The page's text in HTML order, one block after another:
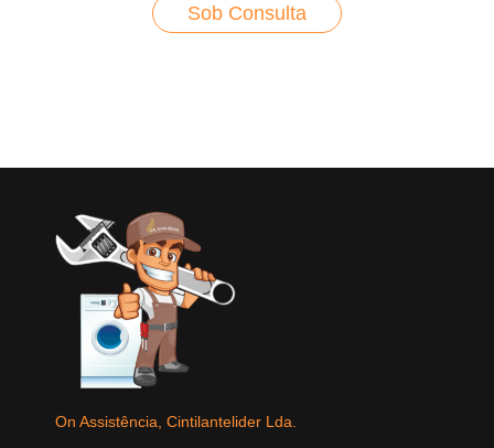
Sob Consulta
On Assistência, Cintilantelider Lda.